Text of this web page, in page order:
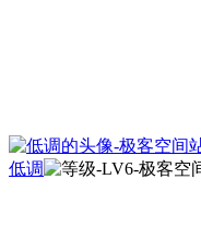
低调